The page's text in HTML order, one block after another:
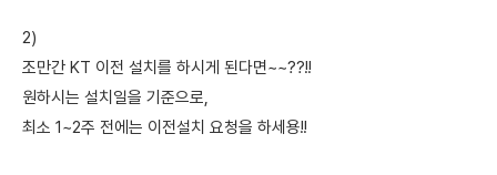
2)
조만간 KT 이전 설치를 하시게 된다면~~??!!
원하시는 설치일을 기준으로,
최소 1~2주 전에는 이전설치 요청을 하세용!!